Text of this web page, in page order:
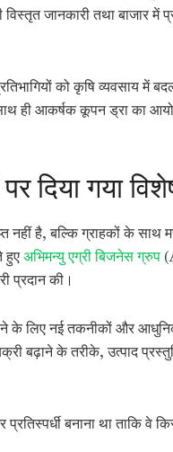
जानकारी तथा बाजार में
को कृषि व्यवसाय में
साथ ही आकर्षक कूपन ड्रा का
दिया गया
नहीं है, बल्कि ग्राहकों के
हुए अभिमन्यु एग्री बिजनेस ग्रुप
प्रदान की।
के लिए नई तकनीकों और
बढ़ाने के तरीके, उत्पाद
बनाना था ताकि वे